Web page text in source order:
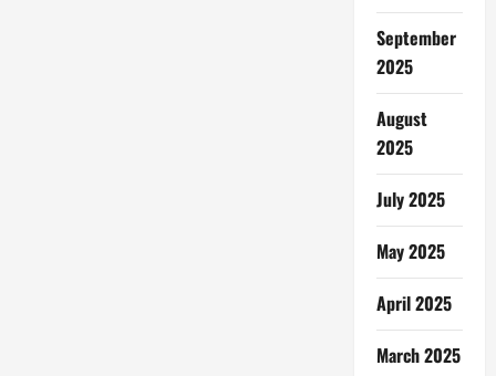
September
2025
August
2025
July 2025
May 2025
April 2025
March 2025